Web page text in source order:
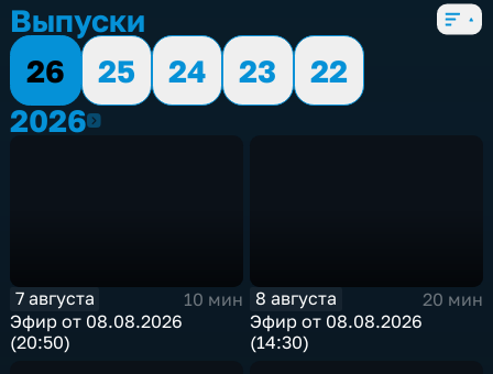
Выпуски
26
25 24 23
22
20262026
7 августа
10 мин
Эфир от 08.08.2026
(20:50)
8 августа
20 мин
Эфир от 08.08.2026
(14:30)